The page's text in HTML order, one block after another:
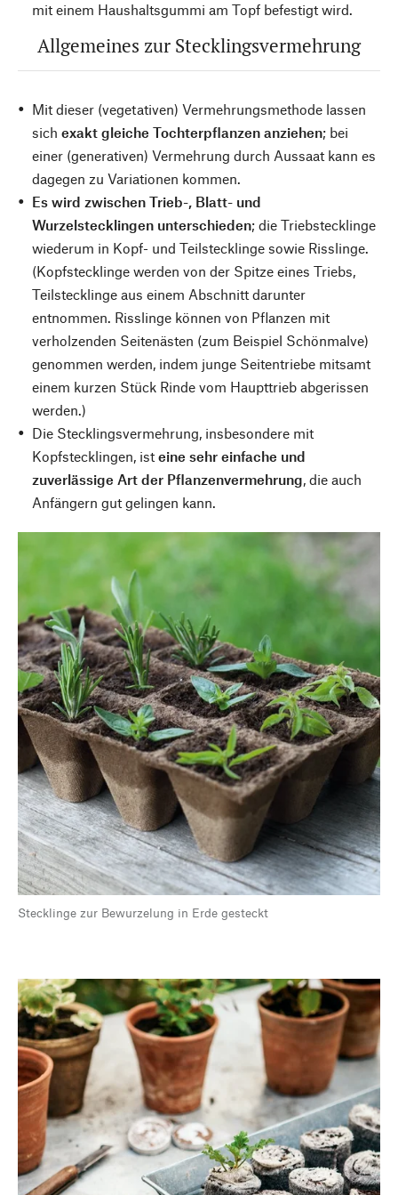
mit einem Haushaltsgummi am Topf befestigt wird.
Allgemeines zur Stecklingsvermehrung
Mit dieser (vegetativen) Vermehrungsmethode lassen
sich exakt gleiche Tochterpflanzen anziehen; bei
einer (generativen) Vermehrung durch Aussaat kann es
dagegen zu Variationen kommen.
Es wird zwischen Trieb-, Blatt- und
Wurzelstecklingen unterschieden; die Triebstecklinge
wiederum in Kopf- und Teilstecklinge sowie Risslinge.
(Kopfstecklinge werden von der Spitze eines Triebs,
Teilstecklinge aus einem Abschnitt darunter
entnommen. Risslinge können von Pflanzen mit
verholzenden Seitenästen (zum Beispiel Schönmalve)
genommen werden, indem junge Seitentriebe mitsamt
einem kurzen Stück Rinde vom Haupttrieb abgerissen
werden.)
Die Stecklingsvermehrung, insbesondere mit
Kopfstecklingen, ist eine sehr einfache und
zuverlässige Art der Pflanzenvermehrung, die auch
Anfängern gut gelingen kann.
Stecklinge zur Bewurzelung in Erde gesteckt